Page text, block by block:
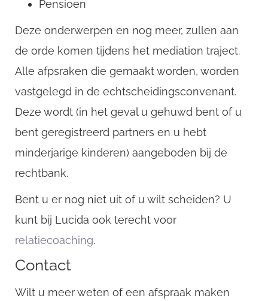
Pensioen
Deze onderwerpen en nog meer, zullen aan
de orde komen tijdens het mediation traject.
Alle afpsraken die gemaakt worden, worden
vastgelegd in de echtscheidingsconvenant.
Deze wordt (in het geval u gehuwd bent of u
bent geregistreerd partners en u hebt
minderjarige kinderen) aangeboden bij de
rechtbank.
Bent u er nog niet uit of u wilt scheiden? U
kunt bij Lucida ook terecht voor
relatiecoaching.
Contact
Wilt u meer weten of een afspraak maken